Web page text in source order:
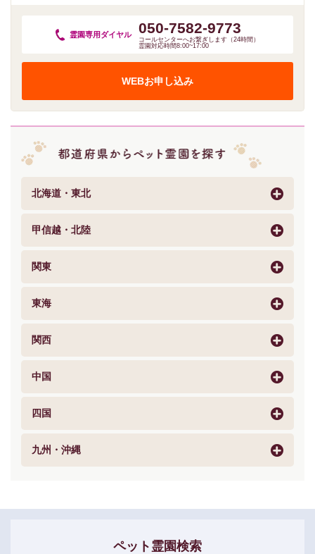
霊園専用 ダイヤル 050-7582-9773
コールセンターへお繋ぎします（24時間）
霊園対応時間8:00~17:00
WEBお申し込み
北海道・東北
甲信越・北陸
関東
東海
関西
中国
四国
九州・沖縄
ペット霊園検索